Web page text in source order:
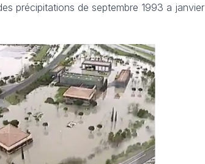
précipitations de septembre 1993 a janvier